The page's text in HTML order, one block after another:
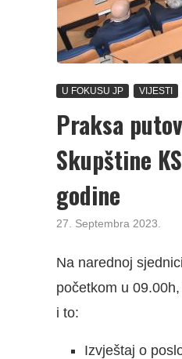
U FOKUSU JP VIJESTI
Praksa
Skupštine
godine
27. Septembra 2023.
Na narednoj
početkom u
i to:
Izvještaj o